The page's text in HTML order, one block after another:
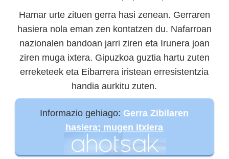
Hamar urte zituen gerra hasi zenean. Gerraren
hasiera nola eman zen kontatzen du. Nafarroan
nazionalen bandoan jarri ziren eta Irunera joan
ziren muga ixtera. Gipuzkoa guztia hartu zuten
erreketeek eta Eibarrera iristean erresistentzia
handia aurkitu zuten.
Informazio gehiago: Gerra Zibilaren
hasiera; mugen itxiera